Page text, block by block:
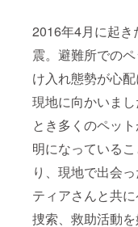
2016年4月に起き
震。避難所での
け入れ態勢が心配
現地に向かいま
とき多くのペッ
明になっている
り、現地で出会
ティアさんと共
捜索、救助活動